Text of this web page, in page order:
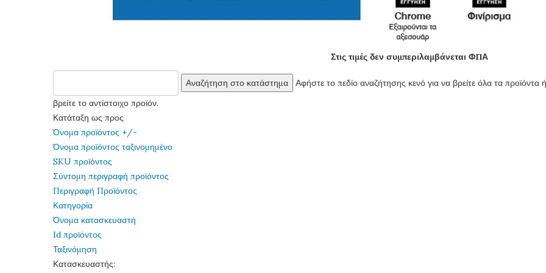
Στις τιμές δεν συμπεριλαμβάνεται ΦΠΑ
Αφήστε το πεδίο αναζήτησης κενό για να βρείτε όλα τα
βρείτε το αντίστοιχο προϊόν.
Κατάταξη ως προς
Όνομα προϊόντος +/-
Όνομα προϊόντος ταξινομημένο
SKU προϊόντος
Σύντομη περιγραφή προϊόντος
Περιγραφή Προϊόντος
Κατηγορία
Όνομα κατασκευαστή
Id προϊόντος
Ταξινόμηση
Κατασκευαστής: